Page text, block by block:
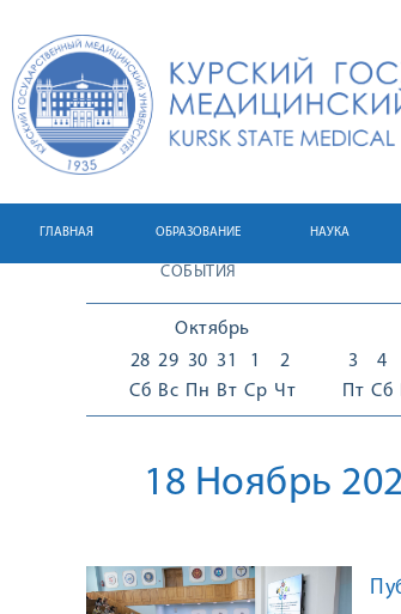
ГЛАВНАЯ ОБРАЗОВАНИЕ НАУКА
СОБЫТИЯ
Октябрь
28
Сб
29
Вс
30
Пн
31
Вт
1
Ср
2
Чт
3
Пт
4
Сб
18 Ноябрь